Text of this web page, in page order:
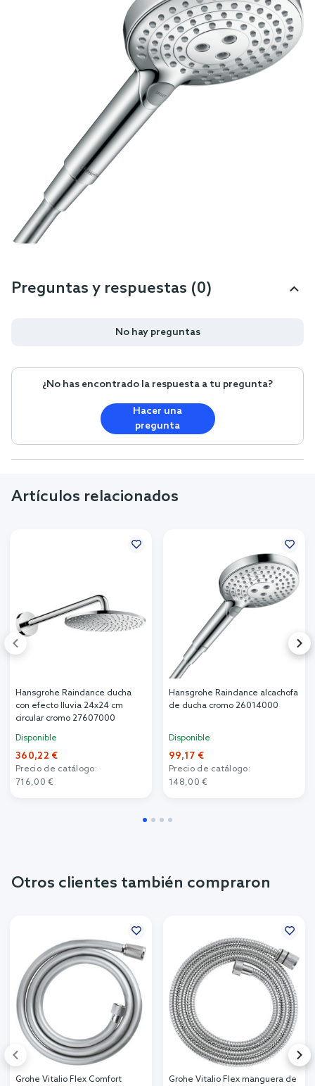
Preguntas y respuestas (0)
No hay preguntas
¿No has encontrado la respuesta a tu pregunta?
Hacer una
pregunta
Artículos relacionados
Hansgrohe Raindance ducha
con efecto lluvia 24x24 cm
circular cromo 27607000
Disponible
360,22 €
Precio de catálogo:
716,00 €
Hansgrohe Raindance alcachofa
de ducha cromo 26014000
Disponible
99,17 €
Precio de catálogo:
148,00 €
Otros clientes también compraron
Grohe Vitalio Flex Comfort
Grohe Vitalio Flex manguera de